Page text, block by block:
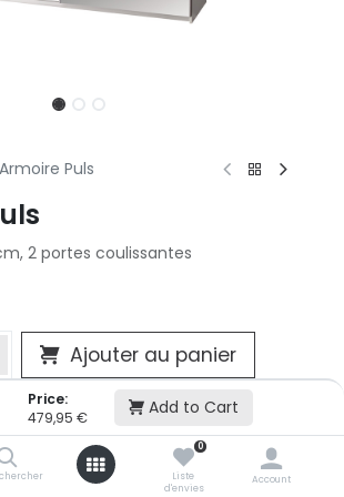
Price:
479,95 € Add to Cart
0
Liste
d'envies
Account
Armoire Puls
2 portes coulissantes
Ajouter au panier
d'envie
pas ajouter cet article dans votre panier
et momentanément indisponible.